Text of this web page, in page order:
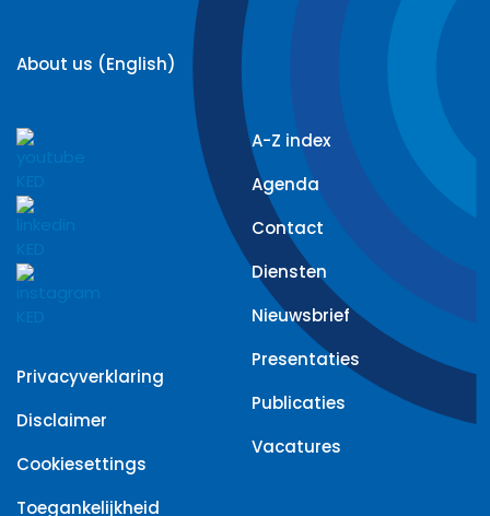
About us (English)
Privacyverklaring
Disclaimer
Cookiesettings
Toegankelijkheid
A-Z index
Agenda
Contact
Diensten
Nieuwsbrief
Presentaties
Publicaties
Vacatures